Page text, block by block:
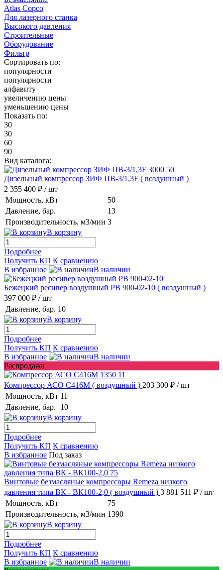
Atlas Copco
Для лазерного станка
Высокого давления
Cтроительные
Оборудование
Фильтр
Сортировать по:
популярности
популярности
алфавиту
увеличению цены
уменьшению цены
Показать по:
30
30
60
90
Вид каталога:
Дизельный компрессор ЗИФ ПВ-3/1,3F ( воздушный )
2 355 400 ₽ / шт
Мощность, кВт
50
Давление, бар.
13
Производительность, м3/мин 3
В корзину
Подробнее
Получить КП К сравнению
В избранное
В наличии
Бежецкий ресивер воздушный РВ 900-02-10 ( воздушный )
397 000 ₽ / шт
Давление, бар. 10
В корзину
Подробнее
Получить КП К сравнению
В избранное
В наличии
Распродажа
Компрессор АСО С416М ( воздушный ) 203 300 ₽ / шт
Мощность, кВт 11
Давление, бар.
10
В корзину
Подробнее
Получить КП К сравнению
В избранное Под заказ
Винтовые безмасляные компрессоры Remeza низкого
давления типа ВК - ВК100-2,0 ( воздушный ) 3 881 511 ₽ / шт
Мощность, кВт
75
Производительность, м3/мин 1390
В корзину
Подробнее
Получить КП К сравнению
В избранное
В наличии